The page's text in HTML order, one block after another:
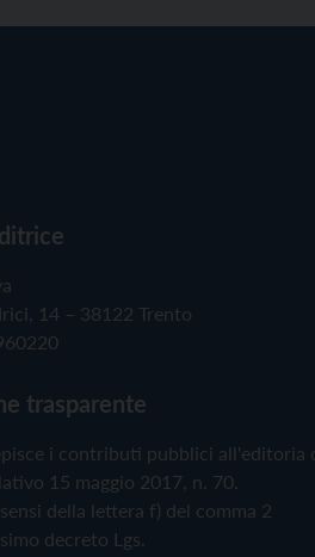
14 – 38122 Trento
trasparente
i contributi pubblici all'editoria
15 maggio 2017, n. 70.
della lettera f) del comma 2
decreto Lgs.